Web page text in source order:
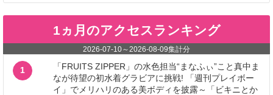
1ヵ月のアクセスランキング
2026-07-10～ 2026-08-09集計分
1
「FRUITS ZIPPER」の水色担当“まなふぃ”こと真中ま
なが待望の初水着グラビアに挑戦! 「週刊プレイボー
イ」でメリハリのある美ボディを披露～「ビキニとか